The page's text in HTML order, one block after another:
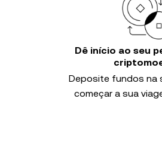
Dê início ao seu
Deposite fundos na
começar a sua